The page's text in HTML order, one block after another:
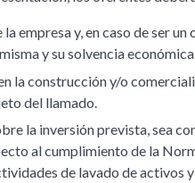
empresa y, en caso de ser
y su solvencia
la construcción y/o
del llamado.
la inversión prevista, sea
al cumplimiento de la
de lavado de activos